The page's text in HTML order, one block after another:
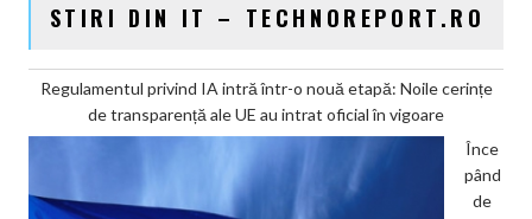
STIRI DIN IT – TECHNOREPORT.RO
Regulamentul privind IA intră într-o nouă etapă: Noile cerințe
de transparență ale UE au intrat oficial în vigoare
Înce
pând
de